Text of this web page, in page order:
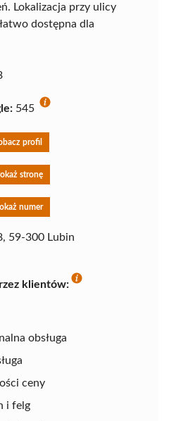
Lokalizacja przy ulicy
dostępna dla
545
profil
stronę
numer
59-300 Lubin
klientów:
obsługa
ceny
i felg